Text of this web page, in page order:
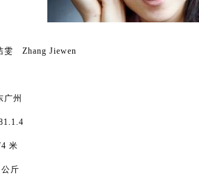
Zhang Jiewen
州
米
斤